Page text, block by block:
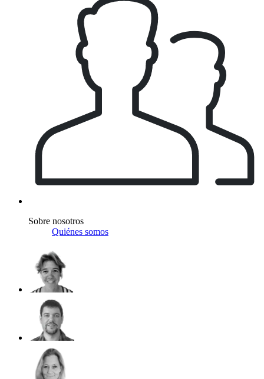
Sobre nosotros
Quiénes somos